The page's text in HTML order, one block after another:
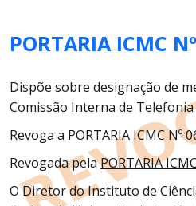
PORTARIA ICMC
Dispõe sobre designação de
Comissão Interna de Telefonia
Revoga a PORTARIA ICMC Nº
Revogada pelaPORTARIA
O Diretor do Instituto de